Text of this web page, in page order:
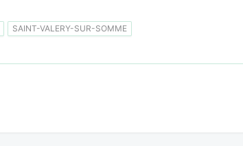
SAINT-VALERY-SUR-SOMME